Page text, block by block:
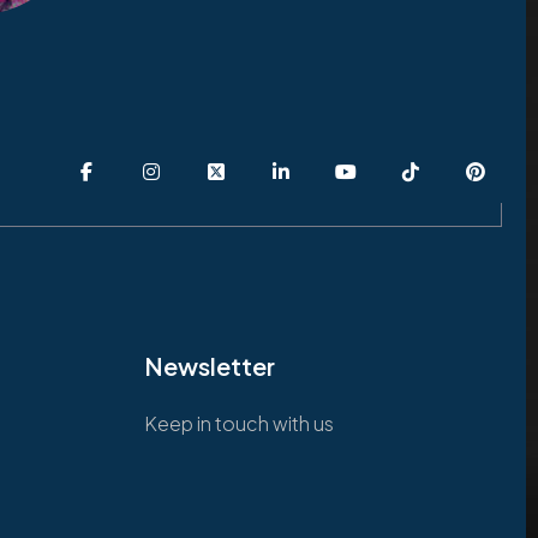
Newsletter
Keep in touch with us